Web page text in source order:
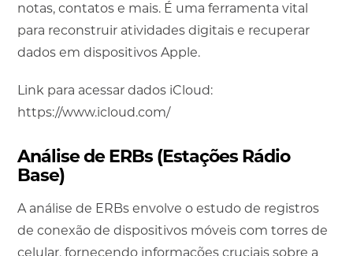
notas, contatos e mais. É uma ferramenta vital
para reconstruir atividades digitais e recuperar
dados em dispositivos Apple.
Link para acessar dados iCloud:
https://www.icloud.com/
Análise de ERBs (Estações Rádio
Base)
A análise de ERBs envolve o estudo de registros
de conexão de dispositivos móveis com torres de
celular, fornecendo informações cruciais sobre a